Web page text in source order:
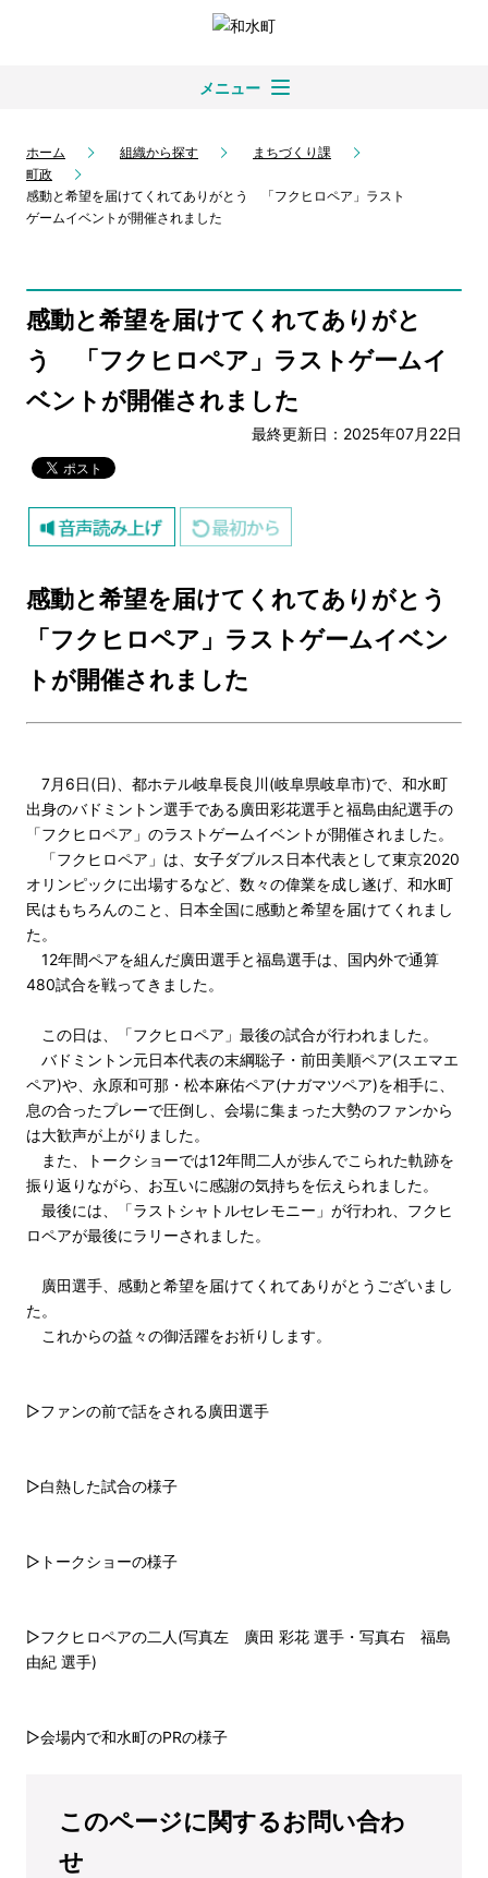
メニュー
ホーム 組織から探す
まちづくり課
町政
感動と希望を届けてくれてありがとう 「フクヒロペア」ラスト
ゲームイベントが開催されました
感動と希望を届けてくれてありがと
う 「フクヒロペア」ラストゲームイ
ベントが開催されました
最終更新日：2025年07月22日
感動と希望を届けてくれてありがとう
「フクヒロペア」ラストゲームイベン
トが開催されました
7月6日(日)、都ホテル岐阜長良川(岐阜県岐阜市)で、 和水町
出身のバドミントン選手である廣田彩花選手と福島由紀選手の
「フクヒロペア」のラストゲームイベントが開催されました。
「フクヒロペア」は、女子ダブルス日本代表として東京2020
オリンピックに出場するなど、 数々の偉業を成し遂げ、和水町
民はもちろんのこと、
日本全国に感動と希望を届けてくれまし
た。
12年間ペアを組んだ廣田選手と福島選手は、国内外で通算
480試合を戦ってきました。
この日は、「フクヒロペア」最後の試合が行われました。
バドミントン元日本代表の末綱聡子・前田美順ペア(スエマエ
ペア)や、永原和可那・松本麻佑ペア(ナガマツペア)を相手に、
息の合ったプレーで圧倒し、会場に集まった大勢のファンから
は大歓声が上がりました。
また、トークショーでは12年間二人が歩んでこられた軌跡を
振り返りながら、お互いに感謝の気持ちを伝えられました。
最後には、「ラストシャトルセレモニー」が行われ、フクヒ
ロペアが最後にラリーされました。
廣田選手、感動と希望を届けてくれてありがとうございまし
た。
これからの益々の御活躍をお祈りします。
▷ファンの前で話をされる廣田選手
▷白熱した試合の様子
▷トークショーの様子
▷フクヒロペアの二人(写真左 廣田 彩花 選手・写真右 福島
由紀 選手)
▷会場内で和水町のPRの様子
このページに関するお問い合わ
せ